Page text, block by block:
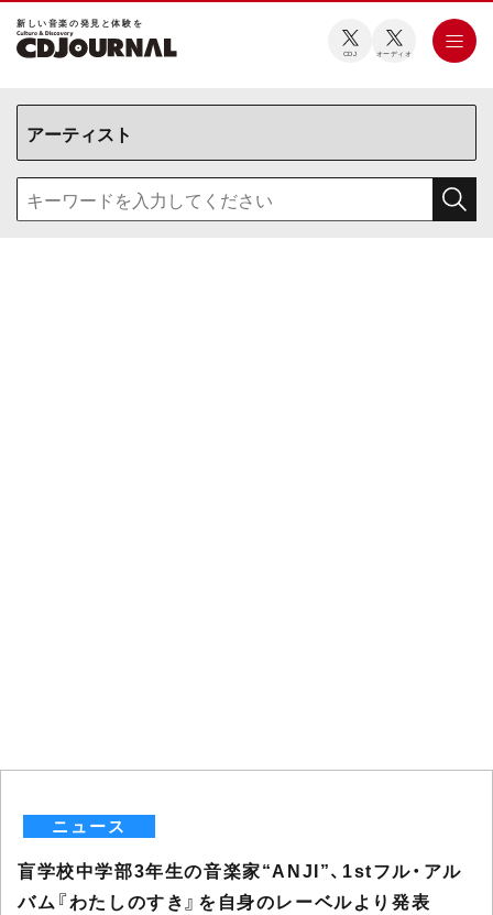
新しい⾳楽の発⾒と体験を
CDJ オーディオ
ニュース
盲学校中学部3年生の音楽家“ANJI”、1stフル・アル
バム『わたしのすき』を自身のレーベルより発表